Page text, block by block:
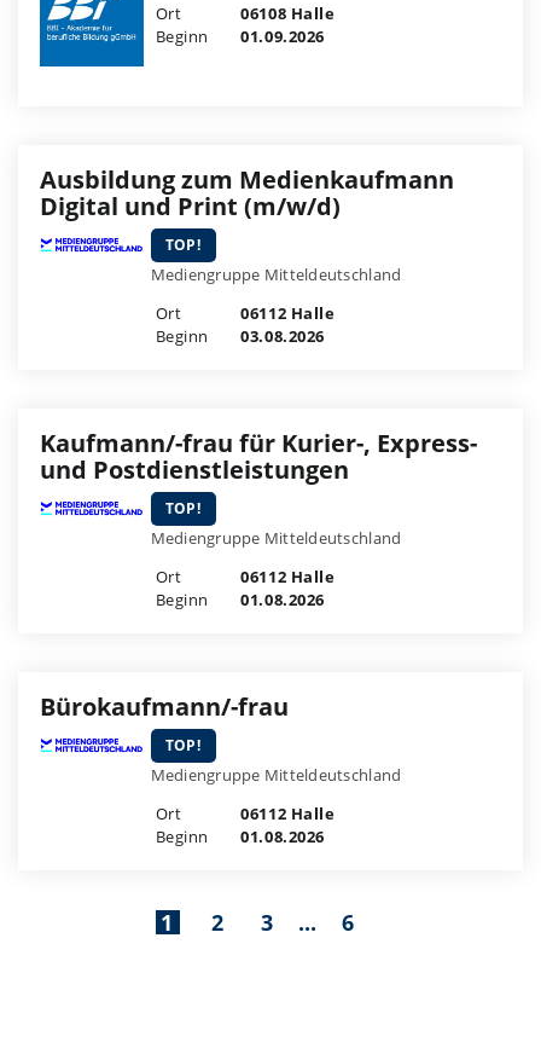
Ort
06108 Halle
Beginn
01.09.2026
Ausbildung zum Medienkaufmann
Digital und Print (m/w/d)
TOP!
Mediengruppe Mitteldeutschland
Ort
06112 Halle
Beginn
03.08.2026
Kaufmann/-frau für Kurier-, Express-
und Postdienstleistungen
TOP!
Mediengruppe Mitteldeutschland
Ort
06112 Halle
Beginn
01.08.2026
Bürokaufmann/-frau
TOP!
Mediengruppe Mitteldeutschland
Ort
06112 Halle
Beginn
01.08.2026
1 2 3 ... 6